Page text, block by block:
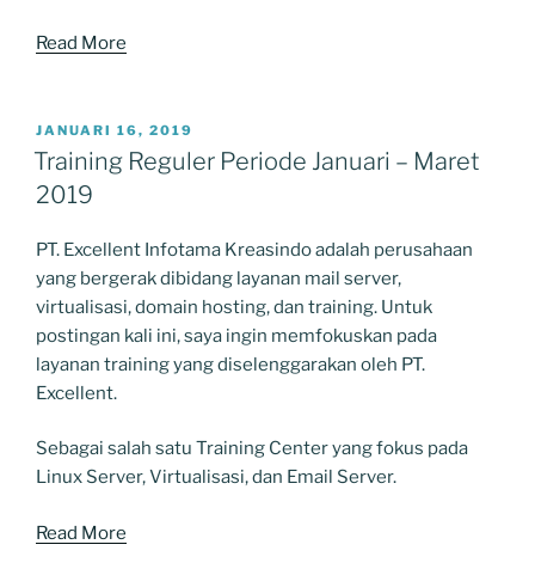
Read More
POSTED
ON
JANUARI 16, 2019
Training Reguler Periode Januari – Maret
2019
PT. Excellent Infotama Kreasindo adalah perusahaan
yang bergerak dibidang layanan mail server,
virtualisasi, domain hosting, dan training. Untuk
postingan kali ini, saya ingin memfokuskan pada
layanan training yang diselenggarakan oleh PT.
Excellent.
Sebagai salah satu Training Center yang fokus pada
Linux Server, Virtualisasi, dan Email Server.
Read More